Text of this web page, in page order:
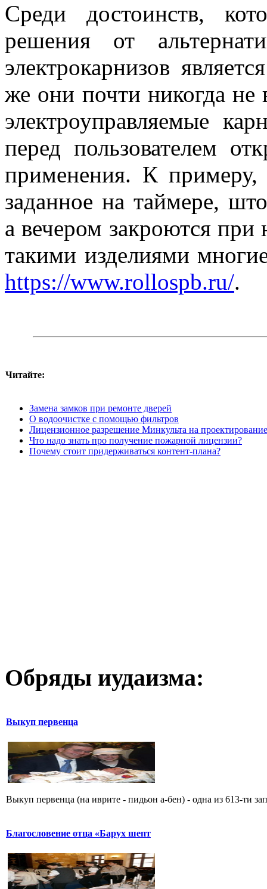
Среди достоинств,
решения от
электрокарнизов
же они почти никогда не
электроуправляемые
перед пользователем
применения. К примеру,
заданное на таймере,
а вечером закроются
такими изделиями
https://www.rollospb.ru/.
Читайте:
Замена замков при ремонте дверей
О водоочистке с помощью фильтров
Лицензионное разрешение Минкульта на проектирование
Что надо знать про получение пожарной лицензии?
Почему стоит придерживаться контент-плана?
Обряды иудаизма:
Выкуп первенца
Выкуп первенца (на иврите - пидьон а-бен) - одна из 613-ти
Благословение отца «Барух шепт